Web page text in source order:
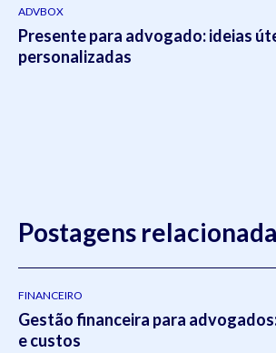
ADVBOX
Presente para advogado: ideias
personalizadas
Postagens
FINANCEIRO
Gestão financeira para
e custos